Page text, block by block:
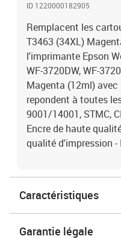
ID 1220000182905
Remplacent les
T3463 (34XL)
l'imprimante Epson
WF-3720DW, WF-
Magenta (12ml) avec
repondent à toutes
9001/14001, STMC,
Encre de haute
qualité d'impression -
Caractéristiques
Garantie légale